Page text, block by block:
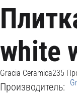
white
Gracia Ceramica235
Производитель: